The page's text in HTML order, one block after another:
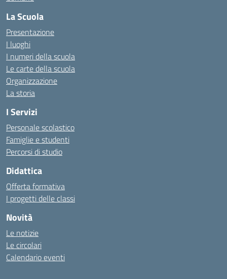
La Scuola
Presentazione
I luoghi
I numeri della scuola
Le carte della scuola
Organizzazione
La storia
I Servizi
Personale scolastico
Famiglie e studenti
Percorsi di studio
Didattica
Offerta formativa
I progetti delle classi
Novità
Le notizie
Le circolari
Calendario eventi